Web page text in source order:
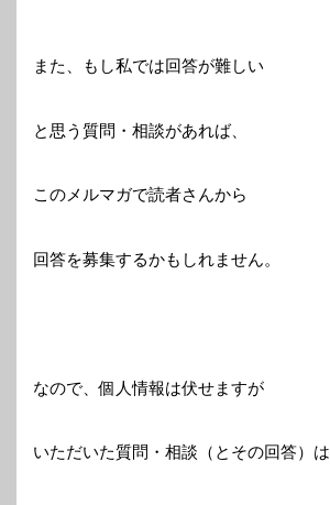
また、もし私では回答が難しい
と思う質問・相談があれば、
このメルマガで読者さんから
回答を募集するかもしれません。
なので、個人情報は伏せますが
いただいた質問・相談（とその回答）は